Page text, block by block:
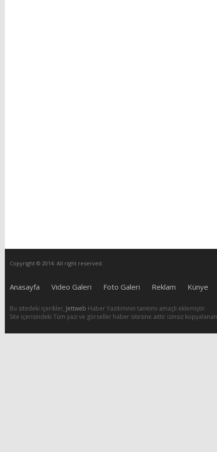
Copyright © 2014. All right reserved.
Anasayfa Video Galeri Foto Galeri Reklam Künye
Bu sitedeki içerikler, Jettweb Haber Yazılımının tanıtımı amaçlı eklemiştir.
Site içerisindeki Tüm yazı ve görseller haber sitesine aittir izinsiz